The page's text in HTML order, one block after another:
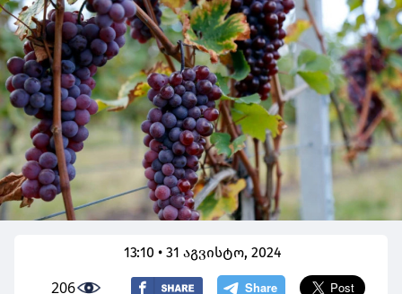
13:10 • 31 აგვისტო, 2024
206